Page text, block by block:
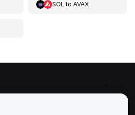
SOL to AVAX